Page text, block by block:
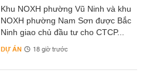
Khu NOXH phường Vũ Ninh và khu
NOXH phường Nam Sơn được Bắc
Ninh giao chủ đầu tư cho CTCP...
DỰ ÁN 18 giờ trước